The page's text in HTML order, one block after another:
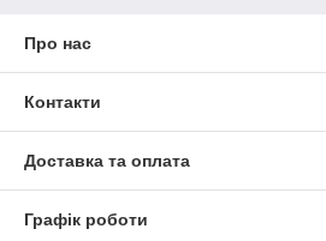
Про нас
Контакти
Доставка та оплата
Графік роботи